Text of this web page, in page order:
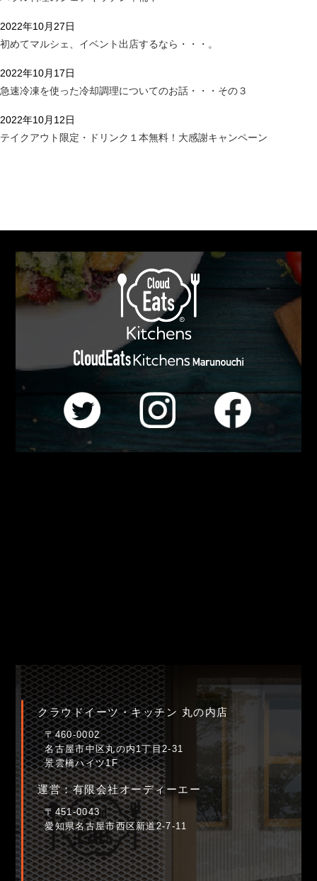
初めてマルシェ、イベント出店するなら・・・。
2022年10月27日
急速冷凍を使った冷却調理についてのお話・・・その３
2022年10月17日
テイクアウト限定・ドリンク１本無料！大感謝キャンペーン
2022年10月12日
クラウドイーツ・キッチン 丸の内店
〒460-0002
名古屋市中区丸の内1丁目2-31
景雲橋ハイツ1F
運営：有限会社オーディーエー
〒451-0043
愛知県名古屋市西区新道2-7-11